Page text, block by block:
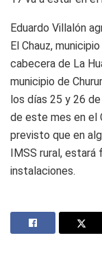
Eduardo Villalón
El Chauz,
cabecera de La
municipio de
los días 25 y 26
de este mes en el
previsto que en
IMSS rural, estará
instalaciones.